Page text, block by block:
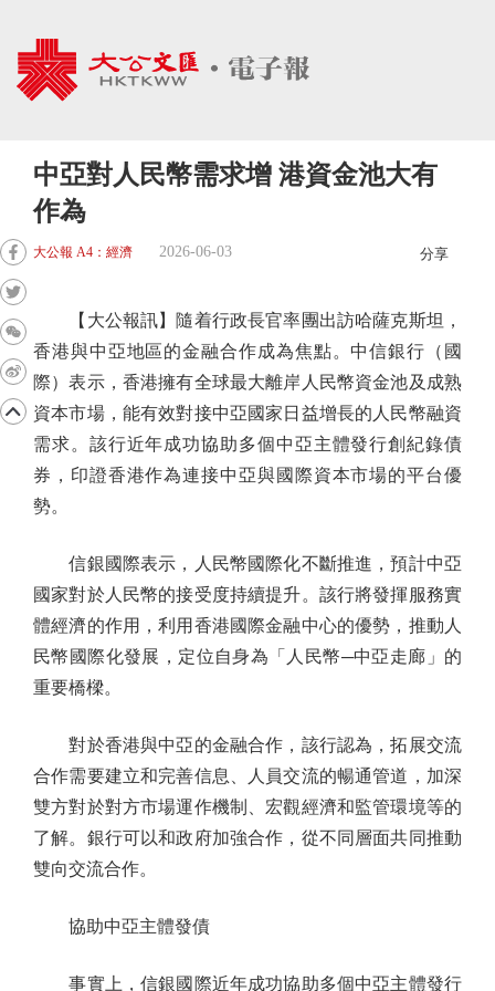
中亞對人民幣需求增 港資金池大有
作為
大公報 A4：經濟 2026-06-03 分享
【大公報訊】隨着行政長官率團出訪哈薩克斯坦，
香港與中亞地區的金融合作成為焦點。中信銀行（國
際）表示，香港擁有全球最大離岸人民幣資金池及成熟
資本市場，能有效對接中亞國家日益增長的人民幣融資
需求。該行近年成功協助多個中亞主體發行創紀錄債
券，印證香港作為連接中亞與國際資本市場的平台優
勢。
信銀國際表示，人民幣國際化不斷推進，預計中亞
國家對於人民幣的接受度持續提升。該行將發揮服務實
體經濟的作用，利用香港國際金融中心的優勢，推動人
民幣國際化發展，定位自身為「人民幣─中亞走廊」的
重要橋樑。
對於香港與中亞的金融合作，該行認為，拓展交流
合作需要建立和完善信息、人員交流的暢通管道，加深
雙方對於對方市場運作機制、宏觀經濟和監管環境等的
了解。銀行可以和政府加強合作，從不同層面共同推動
雙向交流合作。
協助中亞主體發債
事實上，信銀國際近年成功協助多個中亞主體發行